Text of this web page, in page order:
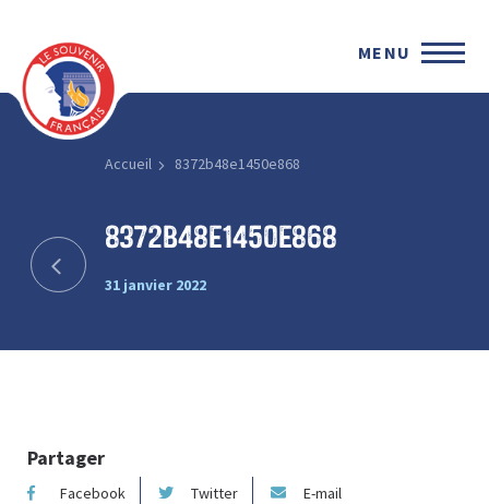
MENU
Accueil 8372b48e1450e868
8372b48e1450e868
31 janvier 2022
Partager
Facebook Twitter E-mail